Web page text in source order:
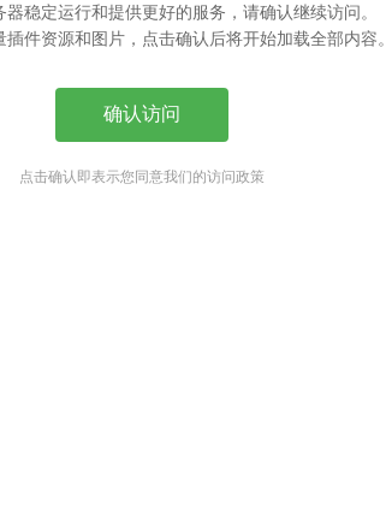
器稳定运行和提供更好的服务，请确认继续访问。
件资源和图片，点击确认后将开始加载全部内容。
确认访问
点击确认即表示您同意我们的访问政策